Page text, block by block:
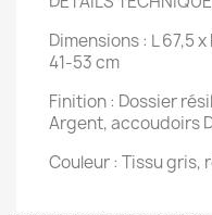
Dimensions : L 67,5
41-53 cm
Finition : Dossier
Argent, accoudoirs
Couleur : Tissu gris,